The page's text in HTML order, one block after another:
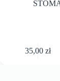
35,00zł